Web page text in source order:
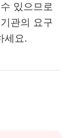
있으므로
관의 요구
세요.